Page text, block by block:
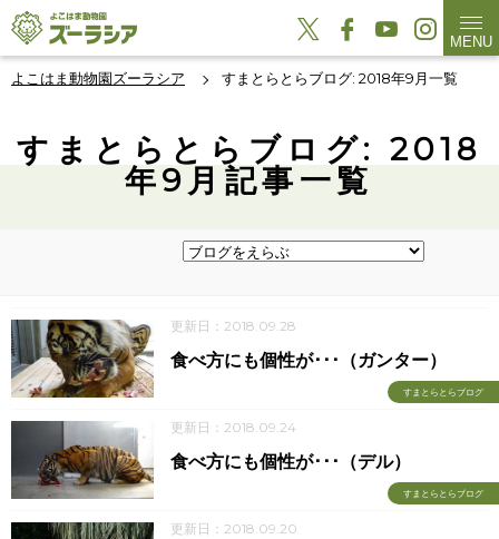
MENU
よこはま動物園ズーラシア すまとらとらブログ: 2018年9月一覧
すまとらとらブログ: 2018
年9月記事一覧
更新日：2018.09.28
すまとらとらブログ
食べ方にも個性が･･･（ガンター）
更新日：2018.09.24
すまとらとらブログ
食べ方にも個性が･･･（デル）
更新日：2018.09.20